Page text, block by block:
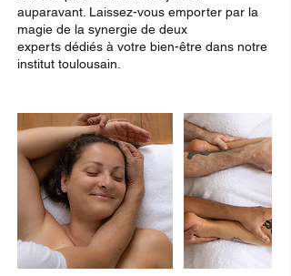
auparavant. Laissez-vous emporter par la
magie de la synergie de deux
experts dédiés à votre bien-être dans notre
institut toulousain.